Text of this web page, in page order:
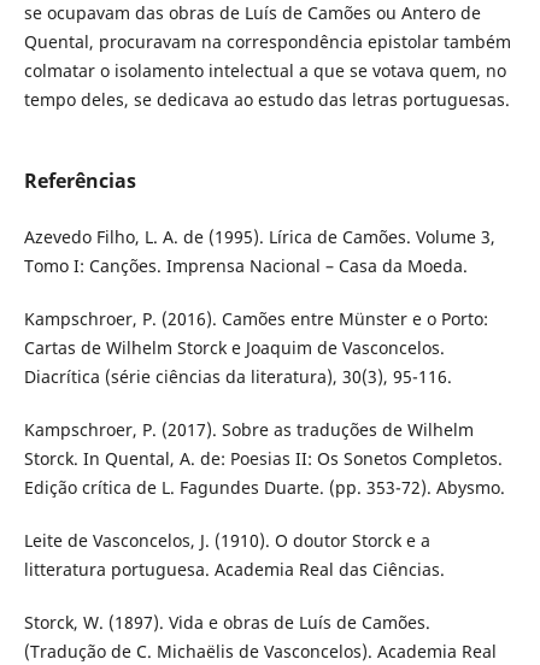
se ocupavam das obras de Luís de Camões ou Antero de
Quental, procuravam na correspondência epistolar também
colmatar o isolamento intelectual a que se votava quem, no
tempo deles, se dedicava ao estudo das letras portuguesas.
Referências
Azevedo Filho, L. A. de (1995). Lírica de Camões. Volume 3,
Tomo I: Canções. Imprensa Nacional – Casa da Moeda.
Kampschroer, P. (2016). Camões entre Münster e o Porto:
Cartas de Wilhelm Storck e Joaquim de Vasconcelos.
Diacrítica (série ciências da literatura), 30(3), 95-116.
Kampschroer, P. (2017). Sobre as traduções de Wilhelm
Storck. In Quental, A. de: Poesias II: Os Sonetos Completos.
Edição crítica de L. Fagundes Duarte. (pp. 353-72). Abysmo.
Leite de Vasconcelos, J. (1910). O doutor Storck e a
litteratura portuguesa. Academia Real das Ciências.
Storck, W. (1897). Vida e obras de Luís de Camões.
(Tradução de C. Michaëlis de Vasconcelos). Academia Real